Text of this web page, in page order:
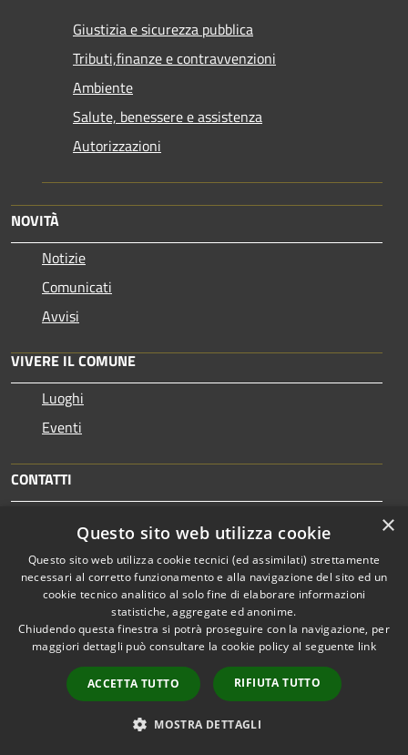
Giustizia e sicurezza pubblica
Tributi,finanze e contravvenzioni
Ambiente
Salute, benessere e assistenza
Autorizzazioni
NOVITÀ
Notizie
Comunicati
Avvisi
VIVERE IL COMUNE
Luoghi
Eventi
CONTATTI
Comune di Palestrina
Palazzo Verzetti, Via del Tempio, 1 - 00036 - Palestrina
Codice Fiscale: 01319240584
Partita IVA: 03577071008
protocollo@comune.palestrina.legalmail.it
Centralino Unico: 06/953021
×
Questo sito web utilizza cookie
Questo sito web utilizza cookie tecnici (ed assimilati) strettamente
necessari al corretto funzionamento e alla navigazione del sito ed un
cookie tecnico analitico al solo fine di elaborare informazioni
statistiche, aggregate ed anonime.
Chiudendo questa finestra si potrà proseguire con la navigazione, per
maggiori dettagli può consultare la cookie policy al seguente link
ACCETTA TUTTO RIFIUTA TUTTO
MOSTRA DETTAGLI